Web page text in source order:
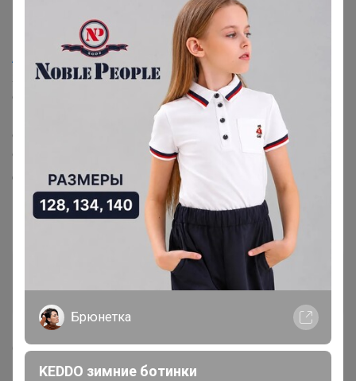
5 августа, 2025 19:54
AMETIST_S, так я же не у байера напрямую покупаю, я
же смотрю каталоги тут в закупке и не я ей задачи
ставлю. Всегда при повышении цены, если это не
курс, о котором итак понятно, орг предупреждает и
спрашивает, выкупать или нет. Я адекватно оцениваю
ситуацию, и если бы цена увеличилась не в 3 раза,
даже бы не стала вас отвлекать от работы. Но тут
правда перебор. Прошу решить данный вопрос, пока
вещи не отправлены сюда и есть время для возврата.
АМЕТИСТ_С
Серебряный организатор
6 августа, 2025 17:54
Брюнетка
KEDDO зимние ботинки